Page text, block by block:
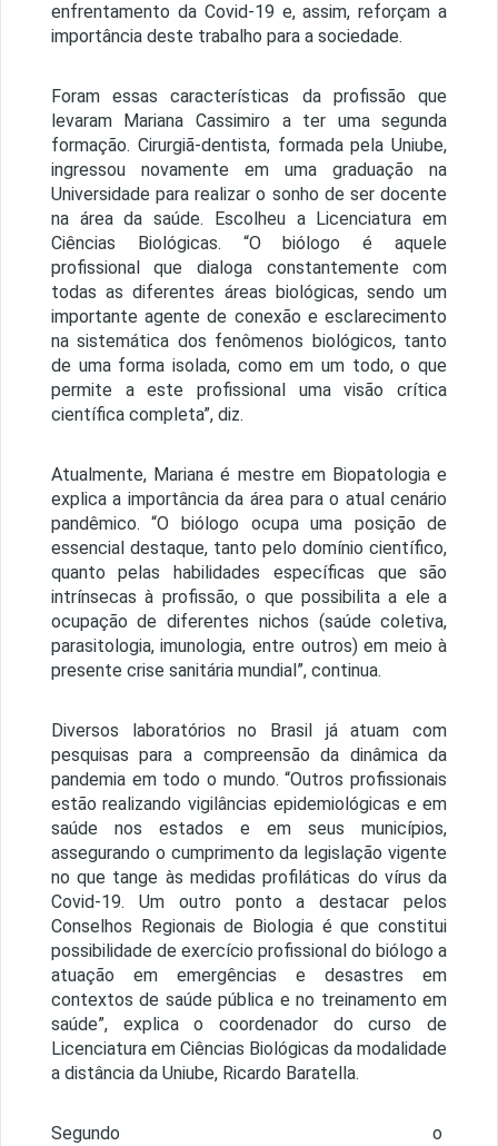
enfrentamento da Covid-19 e, assim, reforçam a
importância deste trabalho para a sociedade.
Foram essas características da profissão que
levaram Mariana Cassimiro a ter uma segunda
formação. Cirurgiã-dentista, formada pela Uniube,
ingressou novamente em uma graduação na
Universidade para realizar o sonho de ser docente
na área da saúde. Escolheu a Licenciatura em
Ciências Biológicas. “O biólogo é aquele
profissional que dialoga constantemente com
todas as diferentes áreas biológicas, sendo um
importante agente de conexão e esclarecimento
na sistemática dos fenômenos biológicos, tanto
de uma forma isolada, como em um todo, o que
permite a este profissional uma visão crítica
científica completa”, diz.
Atualmente, Mariana é mestre em Biopatologia e
explica a importância da área para o atual cenário
pandêmico. “O biólogo ocupa uma posição de
essencial destaque, tanto pelo domínio científico,
quanto pelas habilidades específicas que são
intrínsecas à profissão, o que possibilita a ele a
ocupação de diferentes nichos (saúde coletiva,
parasitologia, imunologia, entre outros) em meio à
presente crise sanitária mundial”, continua.
Diversos laboratórios no Brasil já atuam com
pesquisas para a compreensão da dinâmica da
pandemia em todo o mundo. “Outros profissionais
estão realizando vigilâncias epidemiológicas e em
saúde nos estados e em seus municípios,
assegurando o cumprimento da legislação vigente
no que tange às medidas profiláticas do vírus da
Covid-19. Um outro ponto a destacar pelos
Conselhos Regionais de Biologia é que constitui
possibilidade de exercício profissional do biólogo a
atuação em emergências e desastres em
contextos de saúde pública e no treinamento em
saúde”, explica o coordenador do curso de
Licenciatura em Ciências Biológicas da modalidade
a distância da Uniube, Ricardo Baratella.
Segundo o